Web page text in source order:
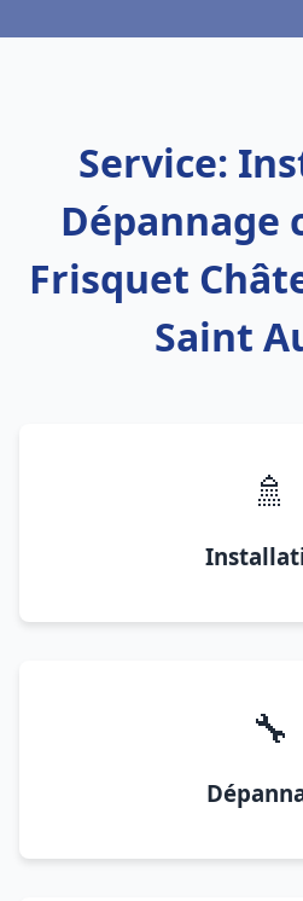
Service:
Dépannage
Frisquet
Saint
🚿
🔧